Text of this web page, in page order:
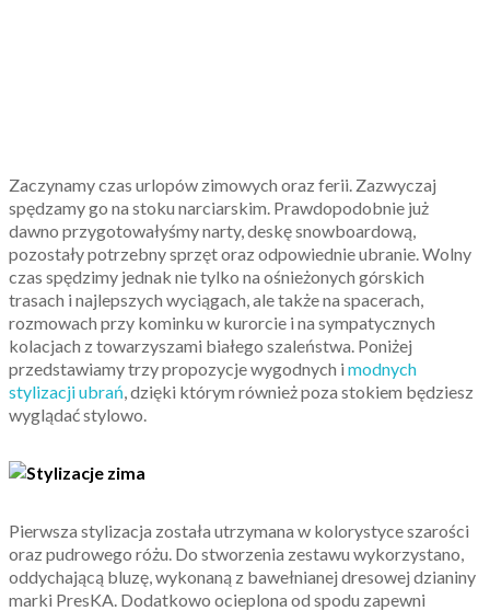
Zaczynamy czas urlopów zimowych oraz ferii. Zazwyczaj
spędzamy go na stoku narciarskim. Prawdopodobnie już
dawno przygotowałyśmy narty, deskę snowboardową,
pozostały potrzebny sprzęt oraz odpowiednie ubranie. Wolny
czas spędzimy jednak nie tylko na ośnieżonych górskich
trasach i najlepszych wyciągach, ale także na spacerach,
rozmowach przy kominku w kurorcie i na sympatycznych
kolacjach z towarzyszami białego szaleństwa. Poniżej
przedstawiamy trzy propozycje wygodnych i modnych
stylizacji ubrań, dzięki którym również poza stokiem będziesz
wyglądać stylowo.
Pierwsza stylizacja została utrzymana w kolorystyce szarości
oraz pudrowego różu. Do stworzenia zestawu wykorzystano,
oddychającą bluzę, wykonaną z bawełnianej dresowej dzianiny
marki PresKA. Dodatkowo ocieplona od spodu zapewni